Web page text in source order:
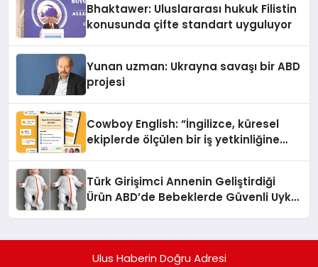
Bhaktawer: Uluslararası hukuk Filistin
konusunda çifte standart uyguluyor
Yunan uzman: Ukrayna savaşı bir ABD
projesi
Cowboy English: “İngilizce, küresel
ekiplerde ölçülen bir iş yetkinliğine
Türk Girişimci Annenin Geliştirdiği
Ürün ABD’de Bebeklerde Güvenli Uyku
Ulus Haberin Doğru Adresi